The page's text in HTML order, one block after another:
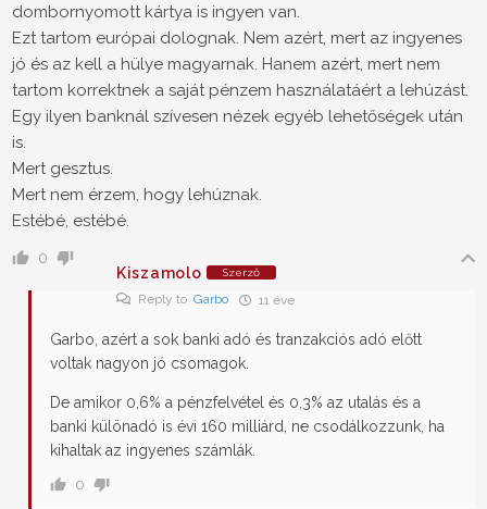
dombornyomott kártya is ingyen van.
Ezt tartom európai dolognak. Nem azért, mert az ingyenes
jó és az kell a hülye magyarnak. Hanem azért, mert nem
tartom korrektnek a saját pénzem használatáért a lehúzást.
Egy ilyen banknál szívesen nézek egyéb lehetőségek után
is.
Mert gesztus.
Mert nem érzem, hogy lehúznak.
Estébé, estébé.
0
Kiszamolo
Szerző
Reply to Garbo 11 éve
Garbo, azért a sok banki adó és tranzakciós adó előtt
voltak nagyon jó csomagok.
De amikor 0,6% a pénzfelvétel és 0,3% az utalás és a
banki különadó is évi 160 milliárd, ne csodálkozzunk, ha
kihaltak az ingyenes számlák.
0